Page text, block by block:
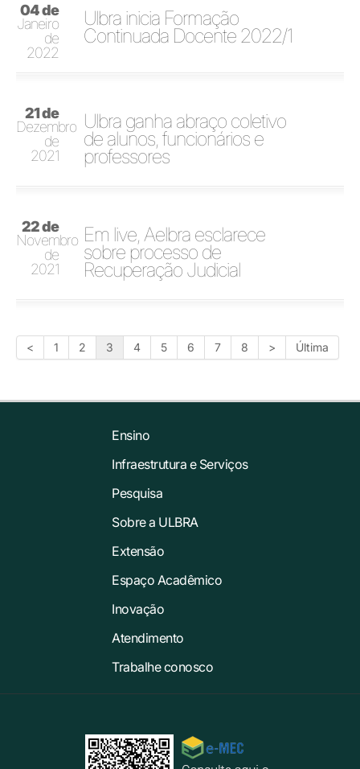
04 de
Janeiro
de
2022
Ulbra inicia Formação
Continuada Docente 2022/1
21 de
Dezembro
de
2021
Ulbra ganha abraço coletivo
de alunos, funcionários e
professores
22 de
Novembro
de
2021
Em live, Aelbra esclarece
sobre processo de
Recuperação Judicial
< 1 2 3 4 5 6 7 8 > Última
Ensino
Infraestrutura e Serviços
Pesquisa
Sobre a ULBRA
Extensão
Espaço Acadêmico
Inovação
Atendimento
Trabalhe conosco